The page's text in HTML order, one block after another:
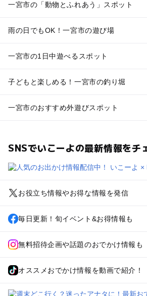
一宮市の「動物とふれあう」スポット
雨の日でもOK！一宮市の遊び場
一宮市の1日中遊べるスポット
子どもと楽しめる！一宮市の釣り堀
一宮市のおすすめ外遊びスポット
SNSでいこーよの最新情報をチ
お役立ち情報やお得な情報を発信
毎日更新！旬イベント&お得情報も
無料招待企画や話題のおでかけ情報も
オススメおでかけ情報を動画で紹介！